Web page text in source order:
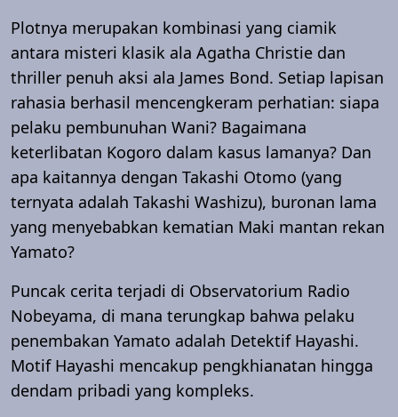
Plotnya merupakan kombinasi yang ciamik
antara misteri klasik ala Agatha Christie dan
thriller penuh aksi ala James Bond. Setiap lapisan
rahasia berhasil mencengkeram perhatian: siapa
pelaku pembunuhan Wani? Bagaimana
keterlibatan Kogoro dalam kasus lamanya? Dan
apa kaitannya dengan Takashi Otomo (yang
ternyata adalah Takashi Washizu), buronan lama
yang menyebabkan kematian Maki mantan rekan
Yamato?
Puncak cerita terjadi di Observatorium Radio
Nobeyama, di mana terungkap bahwa pelaku
penembakan Yamato adalah Detektif Hayashi.
Motif Hayashi mencakup pengkhianatan hingga
dendam pribadi yang kompleks.